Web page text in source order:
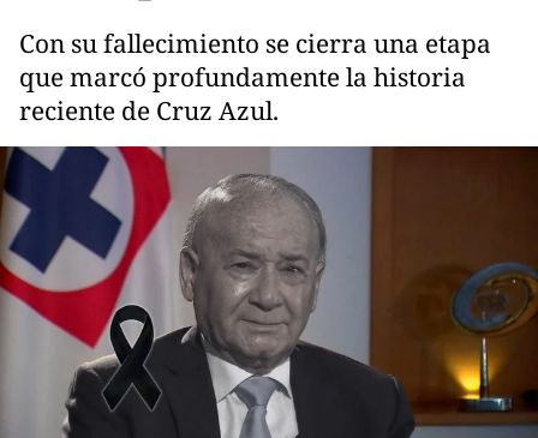
Con su fallecimiento se cierra una etapa
que marcó profundamente la historia
reciente de Cruz Azul.